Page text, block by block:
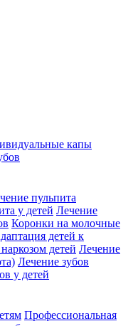
капы
пульпита
у детей Лечение
Коронки на молочные
детей к
детей Лечение
Лечение зубов
у детей
Профессиональная